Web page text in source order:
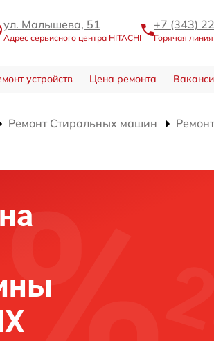
ул. Малышева, 51
Адрес сервисного центра HITACHI
+7 (343)
Горячая линия
устройств Цена ремонта
Ремонт Стиральных машин